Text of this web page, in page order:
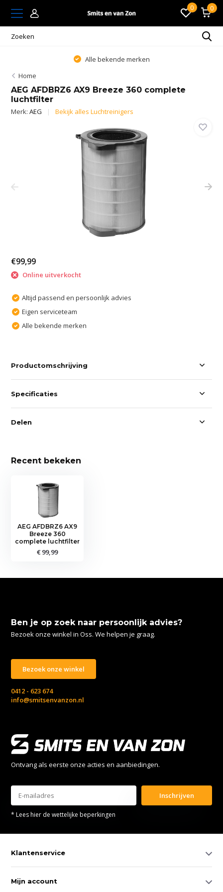
0 0
Alle bekende merken
Home
AEG AFDBRZ6 AX9 Breeze 360 complete
luchtfilter
Merk:AEG Bekijk alles Luchtreinigers
€99,99
Online uitverkocht
Altijd passend en persoonlijk advies
Eigen serviceteam
Alle bekende merken
Productomschrijving
Specificaties
Delen
Recent bekeken
AEG AFDBRZ6 AX9
Breeze 360
complete luchtfilter
€ 99,99
Ben je op zoek naar persoonlijk advies?
Bezoek onze winkel in Oss. We helpen je graag.
Bezoek onze winkel
0412 - 623 674
info@smitsenvanzon.nl
Ontvang als eerste onze acties en aanbiedingen.
Inschrijven
* Lees hier de wettelijke beperkingen
Klantenservice
Mijn account